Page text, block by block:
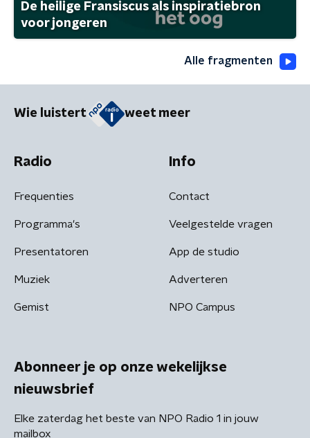
De heilige Fransiscus als inspiratiebron
voor jongeren
Alle fragmenten
Wie luistert weet meer
Radio
Frequenties
Programma's
Presentatoren
Muziek
Gemist
Info
Contact
Veelgestelde vragen
App de studio
Adverteren
NPO Campus
Abonneer je op onze wekelijkse
nieuwsbrief
Elke zaterdag het beste van NPO Radio 1 in jouw
mailbox